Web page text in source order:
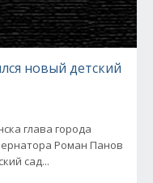
новый детский
глава города
Роман Панов
сад...